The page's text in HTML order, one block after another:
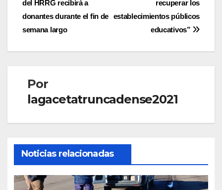
entradas
recuperar los
establecimientos públicos
educativos”
del HRRG recibirá a
donantes durante el fin de
semana largo
Por
lagacetatruncadense2021
Noticias relacionadas